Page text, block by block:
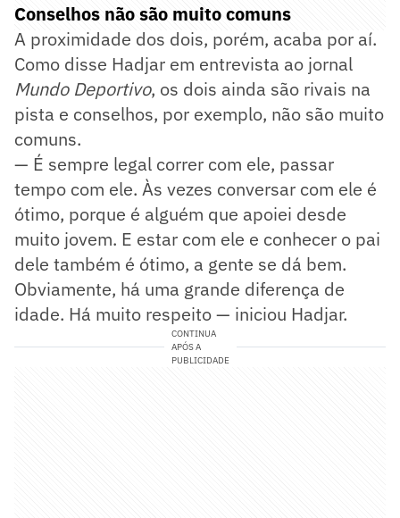
Conselhos não são muito comuns
A proximidade dos dois, porém, acaba por aí.
Como disse Hadjar em entrevista ao jornal
Mundo Deportivo, os dois ainda são rivais na
pista e conselhos, por exemplo, não são muito
comuns.
— É sempre legal correr com ele, passar
tempo com ele. Às vezes conversar com ele é
ótimo, porque é alguém que apoiei desde
muito jovem. E estar com ele e conhecer o pai
dele também é ótimo, a gente se dá bem.
Obviamente, há uma grande diferença de
idade. Há muito respeito — iniciou Hadjar.
CONTINUA
APÓS A
PUBLICIDADE